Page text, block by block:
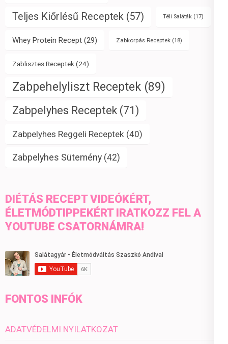
Teljes Kiőrlésű Receptek (57) Téli Saláták (17)
Whey Protein Recept (29) Zabkorpás Receptek (18)
Zablisztes Receptek (24)
Zabpehelyliszt Receptek (89)
Zabpelyhes Receptek (71)
Zabpelyhes Reggeli Receptek (40)
Zabpelyhes Sütemény (42)
DIÉTÁS RECEPT VIDEÓKÉRT,
ÉLETMÓDTIPPEKÉRT IRATKOZZ FEL A
YOUTUBE CSATORNÁMRA!
FONTOS INFÓK
ADATVÉDELMI NYILATKOZAT